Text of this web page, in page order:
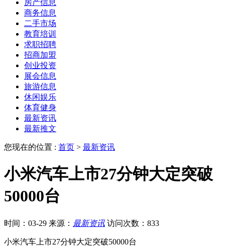
房产信息
商务信息
二手市场
教育培训
求职招聘
招商加盟
创业投资
展会信息
旅游信息
休闲娱乐
体育健身
最新资讯
最新推文
您现在的位置 : 首页 > 最新资讯
小米汽车上市27分钟大定突破
50000台
时间：03-29 来源： 最新资讯 访问次数：833
小米汽车上市27分钟大定突破50000台